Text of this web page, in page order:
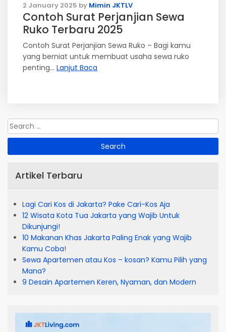
2 January 2025 by Mimin JKTLV
Contoh Surat Perjanjian Sewa
Ruko Terbaru 2025
Contoh Surat Perjanjian Sewa Ruko – Bagi kamu
yang berniat untuk membuat usaha sewa ruko
penting... Lanjut Baca
Artikel Terbaru
Lagi Cari Kos di Jakarta? Pake Cari-Kos Aja
12 Wisata Kota Tua Jakarta yang Wajib Untuk
Dikunjungi!
10 Makanan Khas Jakarta Paling Enak yang Wajib
Kamu Coba!
Sewa Apartemen atau Kos – kosan? Kamu Pilih yang
Mana?
9 Desain Apartemen Keren, Nyaman, dan Modern